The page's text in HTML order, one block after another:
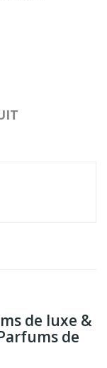
de luxe &
de